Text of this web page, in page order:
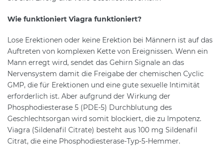
Wie funktioniert Viagra funktioniert?
Lose Erektionen oder keine Erektion bei Männern ist auf das
Auftreten von komplexen Kette von Ereignissen. Wenn ein
Mann erregt wird, sendet das Gehirn Signale an das
Nervensystem damit die Freigabe der chemischen Cyclic
GMP, die für Erektionen und eine gute sexuelle Intimität
erforderlich ist. Aber aufgrund der Wirkung der
Phosphodiesterase 5 (PDE-5) Durchblutung des
Geschlechtsorgan wird somit blockiert, die zu Impotenz.
Viagra (Sildenafil Citrate) besteht aus 100 mg Sildenafil
Citrat, die eine Phosphodiesterase-Typ-5-Hemmer.